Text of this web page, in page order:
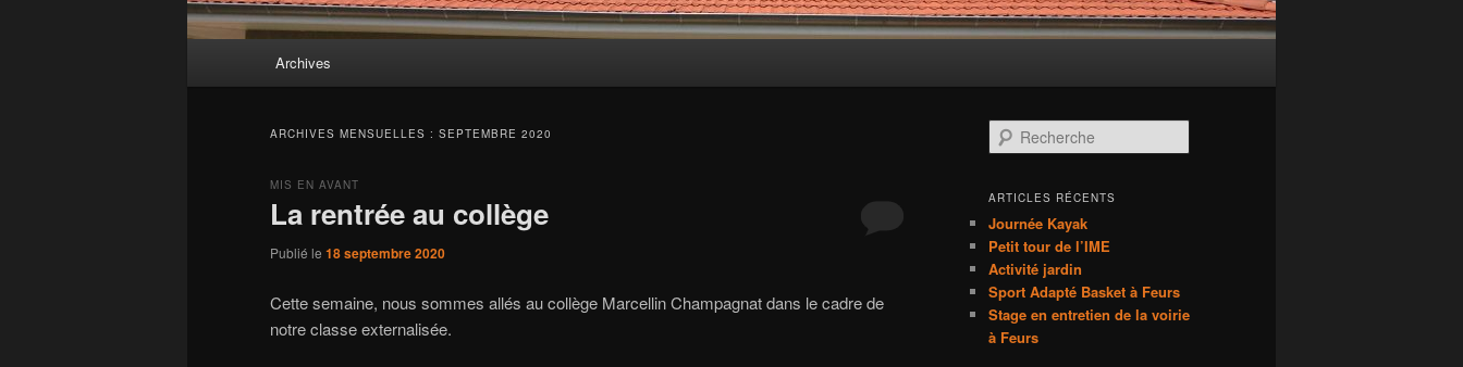
Archives
ARCHIVES MENSUELLES : SEPTEMBRE 2020
La rentrée au collège
MIS EN AVANT
Publié le 18 septembre 2020
Cette semaine, nous sommes allés au collège Marcellin Champagnat dans le cadre de
notre classe externalisée.
e
h
r
c
h
e
ARTICLES RÉCENTS
Journée Kayak
Petit tour de l’IME
Activité jardin
Sport Adapté Basket à Feurs
Stage en entretien de la voirie
à Feurs